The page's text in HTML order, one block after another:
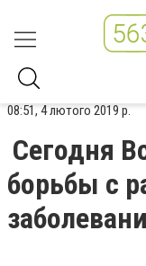
08:51, 4 лютого 2019 р.
Сегодня
борьбы с